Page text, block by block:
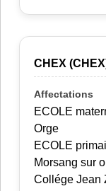
CHEX
ECOLE
Orge
ECOLE
Morsang sur
Collége Jean